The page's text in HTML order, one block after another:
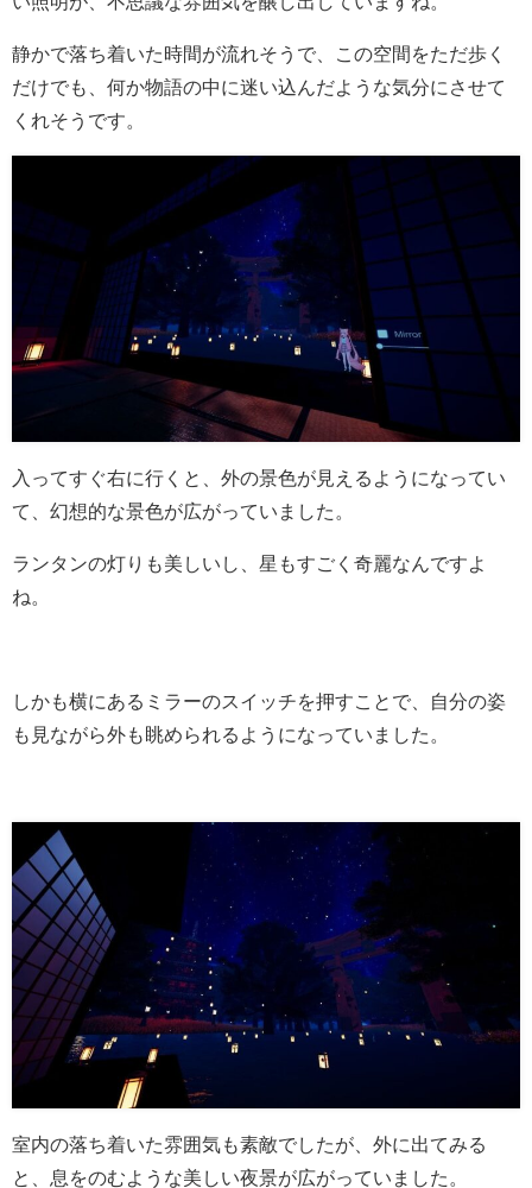
静かで落ち着いた時間が流れそうで、この空間をただ歩く
だけでも、何か物語の中に迷い込んだような気分にさせて
くれそうです。
入ってすぐ右に行くと、外の景色が見えるようになってい
て、幻想的な景色が広がっていました。
ランタンの灯りも美しいし、星もすごく奇麗なんですよ
ね。
しかも横にあるミラーのスイッチを押すことで、自分の姿
も見ながら外も眺められるようになっていました。
室内の落ち着いた雰囲気も素敵でしたが、外に出てみる
と、息をのむような美しい夜景が広がっていました。